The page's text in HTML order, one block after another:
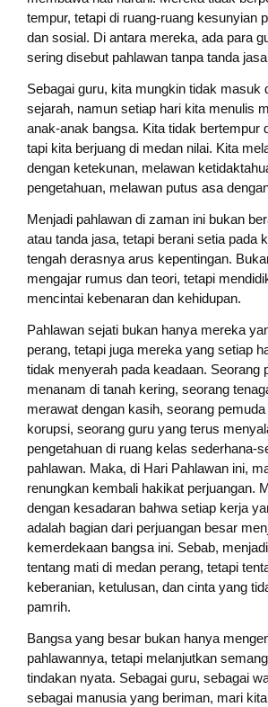
tempur, tetapi di ruang-ruang kesunyian
dan sosial. Di antara mereka, ada para
sering disebut pahlawan tanpa tanda
Sebagai guru, kita mungkin tidak masuk
sejarah, namun setiap hari kita menulis
anak-anak bangsa. Kita tidak bertempur
tapi kita berjuang di medan nilai. Kita
dengan ketekunan, melawan
pengetahuan, melawan putus asa
Menjadi pahlawan di zaman ini bukan
atau tanda jasa, tetapi berani setia pada
tengah derasnya arus kepentingan.
mengajar rumus dan teori, tetapi
mencintai kebenaran dan kehidupan.
Pahlawan sejati bukan hanya mereka
perang, tetapi juga mereka yang setiap
tidak menyerah pada keadaan. Seorang
menanam di tanah kering, seorang
merawat dengan kasih, seorang
korupsi, seorang guru yang terus
pengetahuan di ruang kelas sederhana-
pahlawan. Maka, di Hari Pahlawan ini,
renungkan kembali hakikat perjuangan.
dengan kesadaran bahwa setiap kerja
adalah bagian dari perjuangan besar
kemerdekaan bangsa ini. Sebab,
tentang mati di medan perang, tetapi
keberanian, ketulusan, dan cinta yang
pamrih.
Bangsa yang besar bukan hanya
pahlawannya, tetapi melanjutkan
tindakan nyata. Sebagai guru, sebagai
sebagai manusia yang beriman, mari